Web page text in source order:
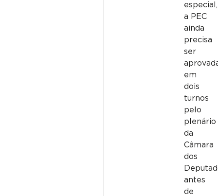
especial,
a PEC
ainda
precisa
ser
em
dois
turnos
pelo
plenário
da
Câmara
dos
antes
de